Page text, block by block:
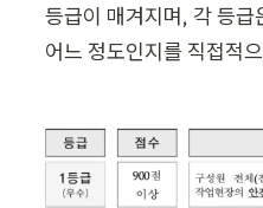
등급이 매겨지며, 각 등급
어느 정도인지를 직접적